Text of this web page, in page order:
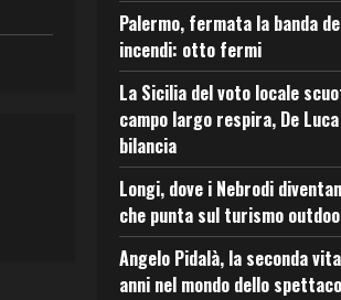
Palermo, fermata la banda
incendi: otto fermi
La Sicilia del voto locale
campo largo respira, De
bilancia
Longi, dove i Nebrodi
che punta sul turismo
Angelo Pidalà, la seconda
anni nel mondo dello